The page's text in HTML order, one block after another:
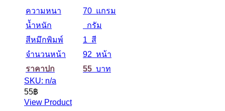
ความหนา
70 แกรม
น้ำหนัก
กรัม
สีหมึกพิมพ์
1 สี
จำนวนหน้า
92 หน้า
ราคาปก
55 บาท
SKU: n/a
55฿
View Product